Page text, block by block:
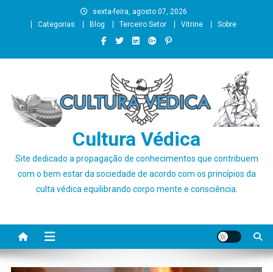
sexta-feira, agosto 07, 2026
Categorias
Blog Terceiro Setor Vitrine Sobre
Cultura Védica
Site dedicado a propagação de conhecimentos que contribuem
com o bem estar da sociedade de acordo com os princípios da
culta védica equilibrando corpo mente e consciência.